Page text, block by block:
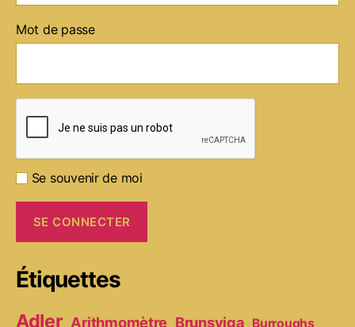
Mot de passe
Se souvenir de moi
Étiquettes
Adler Arithmomètre Brunsviga Burroughs